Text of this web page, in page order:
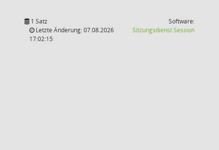
1 Satz
Letzte Änderung: 07.08.2026
17:02:15
Software:
SitzungsdienstSession(Wird in